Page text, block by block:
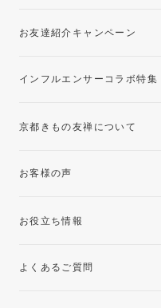
お友達紹介キャンペーン
インフルエンサーコラボ特集
京都きもの友禅について
お客様の声
お役立ち情報
よくあるご質問